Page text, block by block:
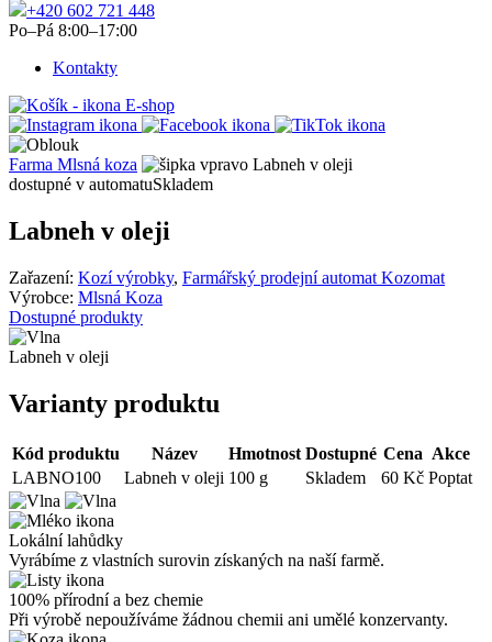
+420 602 721 448
Po–Pá 8:00–17:00
Kontakty
E-shop
Farma Mlsná koza
Labneh v oleji
dostupné v automatuSkladem
Labneh v oleji
Zařazení: Kozí výrobky, Farmářský prodejní automat Kozomat
Výrobce: Mlsná Koza
Dostupné produkty
Labneh v oleji
Varianty produktu
Kód produktu Název Hmotnost Dostupné Cena Akce
LABNO100
Labneh v oleji 100 g Skladem 60 Kč Poptat
Lokální lahůdky
Vyrábíme z vlastních surovin získaných na naší farmě.
100% přírodní a bez chemie
Při výrobě nepoužíváme žádnou chemii ani umělé konzervanty.